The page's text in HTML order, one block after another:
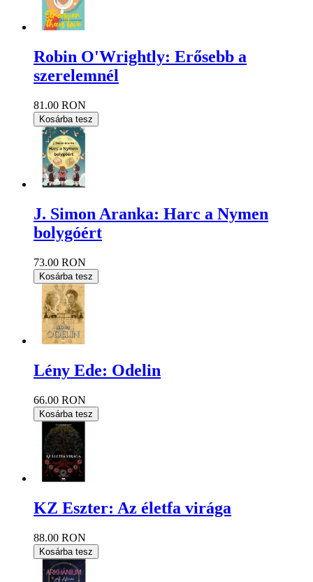
Robin O'Wrightly: Erősebb a
szerelemnél
81.00 RON
Kosárba tesz
J. Simon Aranka: Harc a Nymen
bolygóért
73.00 RON
Kosárba tesz
Lény Ede: Odelin
66.00 RON
Kosárba tesz
KZ Eszter: Az életfa virága
88.00 RON
Kosárba tesz